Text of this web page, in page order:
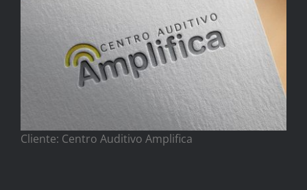
Cliente: Centro Auditivo Amplifica